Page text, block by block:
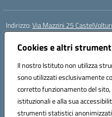
Cookies e altri
Il nostro Istituto non utilizza
sono utilizzati esclusivamente
corretto funzionamento del
istituzionali e alla sua
strumenti statistici
Indirizzo:Via Mazzini 25
Centralino:
Posta elettronica certificata (PEC):
Codice fiscale: 93063510619
Codice meccanografico:CEIS014005
Codice Indice delle Pubbliche
Codice unico di fatturazione (CUF):